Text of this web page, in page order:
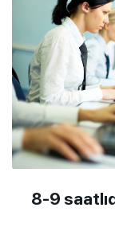
8-9